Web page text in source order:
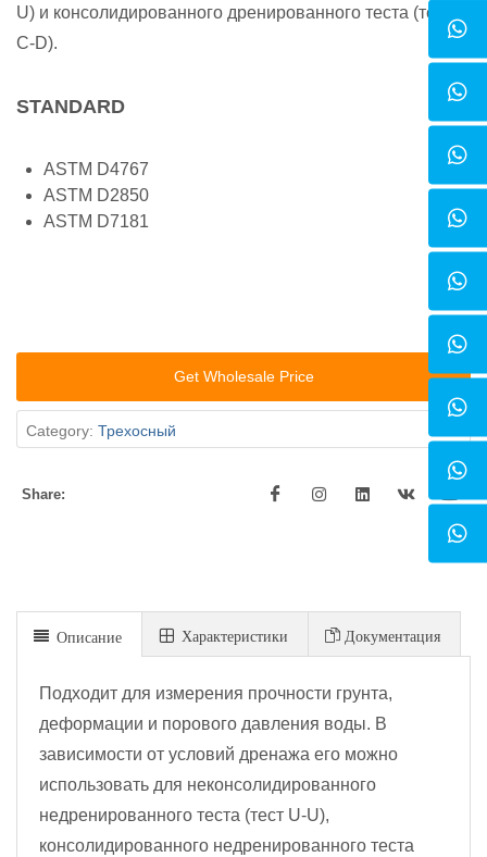
U) и консолидированного дренированного теста (тест
C-D).
STANDARD
ASTM D4767
ASTM D2850
ASTM D7181
Get Wholesale Price
Category: Трехосный
Share:
Описание Xарактеристики Документация
Подходит для измерения прочности грунта,
деформации и порового давления воды. В
зависимости от условий дренажа его можно
использовать для неконсолидированного
недренированного теста (тест U-U),
консолидированного недренированного теста